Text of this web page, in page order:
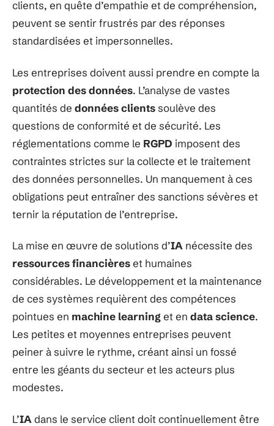
clients, en quête d’empathie et de compréhension,
peuvent se sentir frustrés par des réponses
standardisées et impersonnelles.
Les entreprises doivent aussi prendre en compte la
protection des données. L’analyse de vastes
quantités de données clientssoulève des
questions de conformité et de sécurité. Les
réglementations comme le RGPD imposent des
contraintes strictes sur la collecte et le traitement
des données personnelles. Un manquement à ces
obligations peut entraîner des sanctions sévères et
ternir la réputation de l’entreprise.
La mise en œuvre de solutions d’IA nécessite des
ressources financièreset humaines
considérables. Le développement et la maintenance
de ces systèmes requièrent des compétences
pointues en machine learning et en data science.
Les petites et moyennes entreprises peuvent
peiner à suivre le rythme, créant ainsi un fossé
entre les géants du secteur et les acteurs plus
modestes.
L’IA dans le service client doit continuellement être